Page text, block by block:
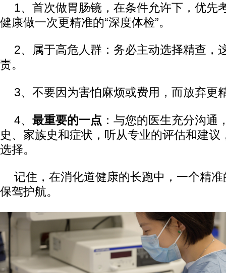
1、首次做胃肠镜，在条件允许下，优先
健康做一次更精准的“深度体检”。
2、属于高危人群：务必主动选择精查，
责。
3、不要因为害怕麻烦或费用，而放弃更
4、 最重要的一点 ：与您的医生充分沟通
史、家族史和症状，听从专业的评估和建议
选择。
记住，在消化道健康的长跑中，一个精
保驾护航。